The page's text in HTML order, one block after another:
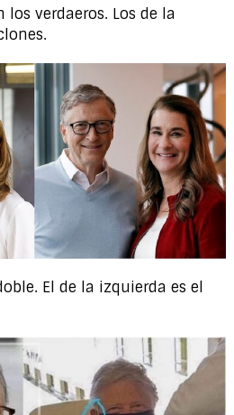
los verdaeros. Los de la
El de la izquierda es el